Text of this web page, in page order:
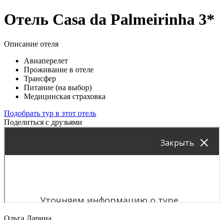
Отель Casa da Palmeirinha 3*
Описание отеля
Авиаперелет
Проживание в отеле
Трансфер
Питание (на выбор)
Медицинская страховка
Подобрать тур в этот отель
Поделиться с друзьями
Ольга Ларина